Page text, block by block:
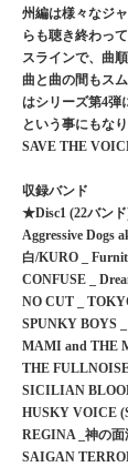
州編は様々なジ
らも聴き終わっ
スラインで、曲
曲と曲の間もス
はシリーズ第4弾
という事にもな
SAVE THE
収録バンド
★Disc1 (22バン
Aggressive Dogs
白/KURO _
CONFUSE _
NO CUT _
SPUNKY BOYS
MAMI and THE
THE
SICILIAN
HUSKY VOICE
REGINA _神の面
SAIGAN